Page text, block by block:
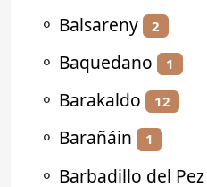
⚬ Balsareny 2
⚬ Baquedano 1
⚬ Barakaldo 12
⚬ Barañáin 1
⚬ Barbadillo del Pez